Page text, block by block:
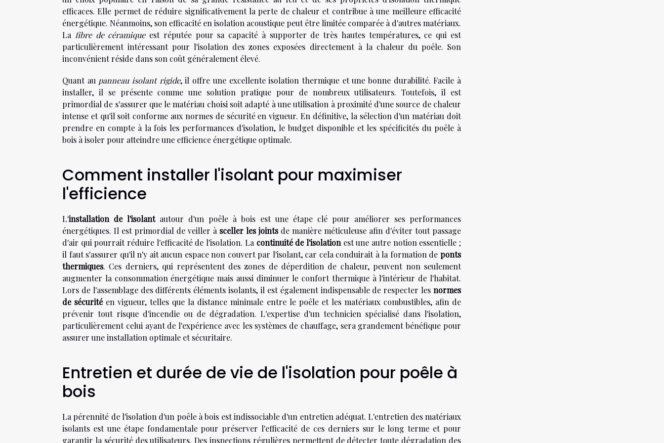
efficaces. Elle permet de réduire significativement la perte de chaleur et contribue à une meilleure efficacité
énergétique. Néanmoins, son efficacité en isolation acoustique peut être limitée comparée à d'autres matériaux.
La fibre de céramiqueest réputée pour sa capacité à supporter de très hautes températures, ce qui est
particulièrement intéressant pour l'isolation des zones exposées directement à la chaleur du poêle. Son
inconvénient réside dans son coût généralement élevé.
Quant au panneau isolant rigide, il offre une excellente isolation thermique et une bonne durabilité. Facile à
installer, il se présente comme une solution pratique pour de nombreux utilisateurs. Toutefois, il est
primordial de s'assurer que le matériau choisi soit adapté à une utilisation à proximité d'une source de chaleur
intense et qu'il soit conforme aux normes de sécurité en vigueur. En définitive, la sélection d'un matériau doit
prendre en compte à la fois les performances d'isolation, le budget disponible et les spécificités du poêle à
bois à isoler pour atteindre une efficience énergétique optimale.
Comment installer l'isolant pour maximiser
l'efficience
L'installation de l'isolantautour d'un poêle à bois est une étape clé pour améliorer ses performances
énergétiques. Il est primordial de veiller à sceller les jointsde manière méticuleuse afin d'éviter tout passage
d'air qui pourrait réduire l'efficacité de l'isolation. La continuité de l'isolationest une autre notion essentielle ;
il faut s'assurer qu'il n'y ait aucun espace non couvert par l'isolant, car cela conduirait à la formation de ponts
thermiques. Ces derniers, qui représentent des zones de déperdition de chaleur, peuvent non seulement
augmenter la consommation énergétique mais aussi diminuer le confort thermique à l'intérieur de l'habitat.
Lors de l'assemblage des différents éléments isolants, il est également indispensable de respecter les normes
de sécuritéen vigueur, telles que la distance minimale entre le poêle et les matériaux combustibles, afin de
prévenir tout risque d'incendie ou de dégradation. L'expertise d'un technicien spécialisé dans l'isolation,
particulièrement celui ayant de l'expérience avec les systèmes de chauffage, sera grandement bénéfique pour
assurer une installation optimale et sécuritaire.
Entretien et durée de vie de l'isolation pour poêle à
bois
La pérennité de l'isolation d'un poêle à bois est indissociable d'un entretien adéquat. L'entretien des matériaux
isolants est une étape fondamentale pour préserver l'efficacité de ces derniers sur le long terme et pour
garantir la sécurité des utilisateurs. Des inspections régulières permettent de détecter toute dégradation des